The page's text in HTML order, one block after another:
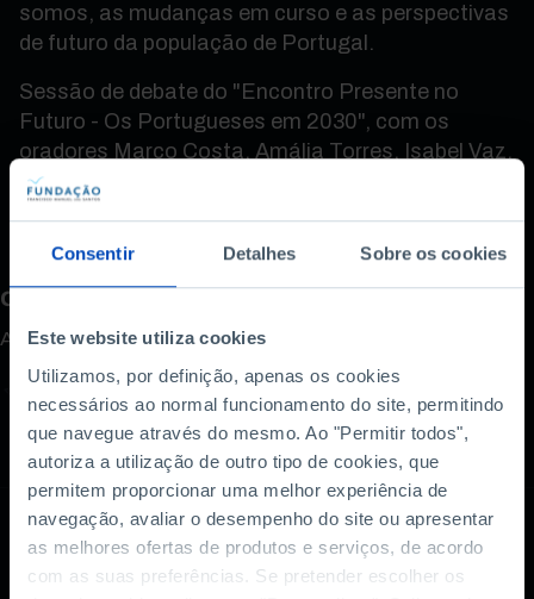
Consentir Detalhes Sobre os cookies
Este website utiliza cookies
Utilizamos, por definição, apenas os cookies
necessários ao normal funcionamento do site, permitindo
que navegue através do mesmo. Ao "Permitir todos",
autoriza a utilização de outro tipo de cookies, que
permitem proporcionar uma melhor experiência de
navegação, avaliar o desempenho do site ou apresentar
as melhores ofertas de produtos e serviços, de acordo
com as suas preferências. Se pretender escolher os
somos, as mudanças em curso e as perspectivas
de futuro da população de Portugal.
Sessão de debate do "Encontro Presente no
Futuro - Os Portugueses em 2030", com os
oradores Marco Costa, Amália Torres, Isabel Vaz.
e moderação de Maria Flor Pedroso.
Como avalia este conteúdo?
A sua opinião é importante.